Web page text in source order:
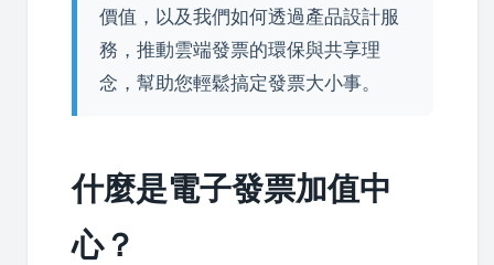
價值，以及我們如何透過產品設計服
務，推動雲端發票的環保與共享理
念，幫助您輕鬆搞定發票大小事。
什麼是電子發票加值中
心？